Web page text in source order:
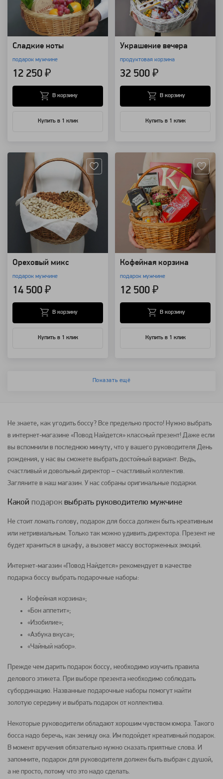
Сладкие ноты
подарок мужчине
12 250 ₽
Купить в 1 клик
В корзину
Украшение вечера
продуктовая корзина
32 500 ₽
Купить в 1 клик
В корзину
Ореховый микс
подарок мужчине
14 500 ₽
Купить в 1 клик
В корзину
Кофейная корзина
подарок мужчине
12 500 ₽
Купить в 1 клик
В корзину
Показать ещё
Не знаете, как угодить боссу? Все предельно просто! Нужно выбрать
в интернет-магазине «Повод Найдется» классный презент! Даже если
вы вспомнили в последнюю минуту, что у вашего руководителя День
рождения, у нас вы сможете выбрать достойный вариант. Ведь,
счастливый и довольный директор – счастливый коллектив.
Загляните в наш магазин. У нас собраны оригинальные подарки.
Какой подарок выбрать руководителю мужчине
Не стоит ломать голову, подарок для босса должен быть креативным
или нетривиальным. Только так можно удивить директора. Презент не
будет храниться в шкафу, а вызовет массу восторженных эмоций.
Интернет-магазин «Повод Найдется» рекомендует в качестве
подарка боссу выбрать подарочные наборы:
Кофейная корзина»;
«Бон аппетит»;
«Изобилие»;
«Азбука вкуса»;
«Чайный набор».
Прежде чем дарить подарок боссу, необходимо изучить правила
делового этикета. При выборе презента необходимо соблюдать
субординацию. Названные подарочные наборы помогут найти
золотую середину и выбрать подарок от коллектива.
Некоторые руководители обладают хорошим чувством юмора. Такого
босса надо беречь, как зеницу ока. Им подойдет креативный подарок.
В момент вручения обязательно нужно сказать приятные слова. И
запомните, подарок для руководителя должен быть выбран с душой,
а не просто, потому что это надо сделать.